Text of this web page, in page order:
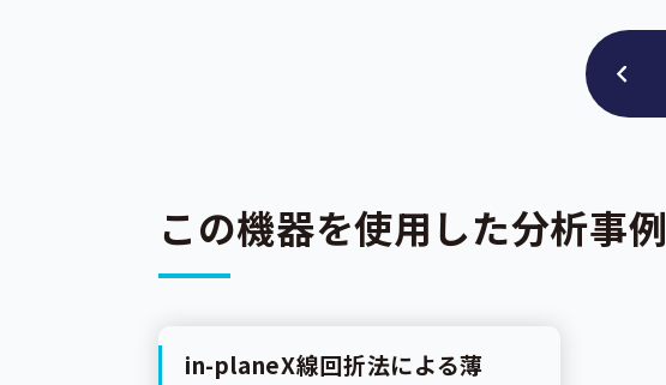
この機器を使用した分析事例
分析事例
in-planeX線回折法による薄